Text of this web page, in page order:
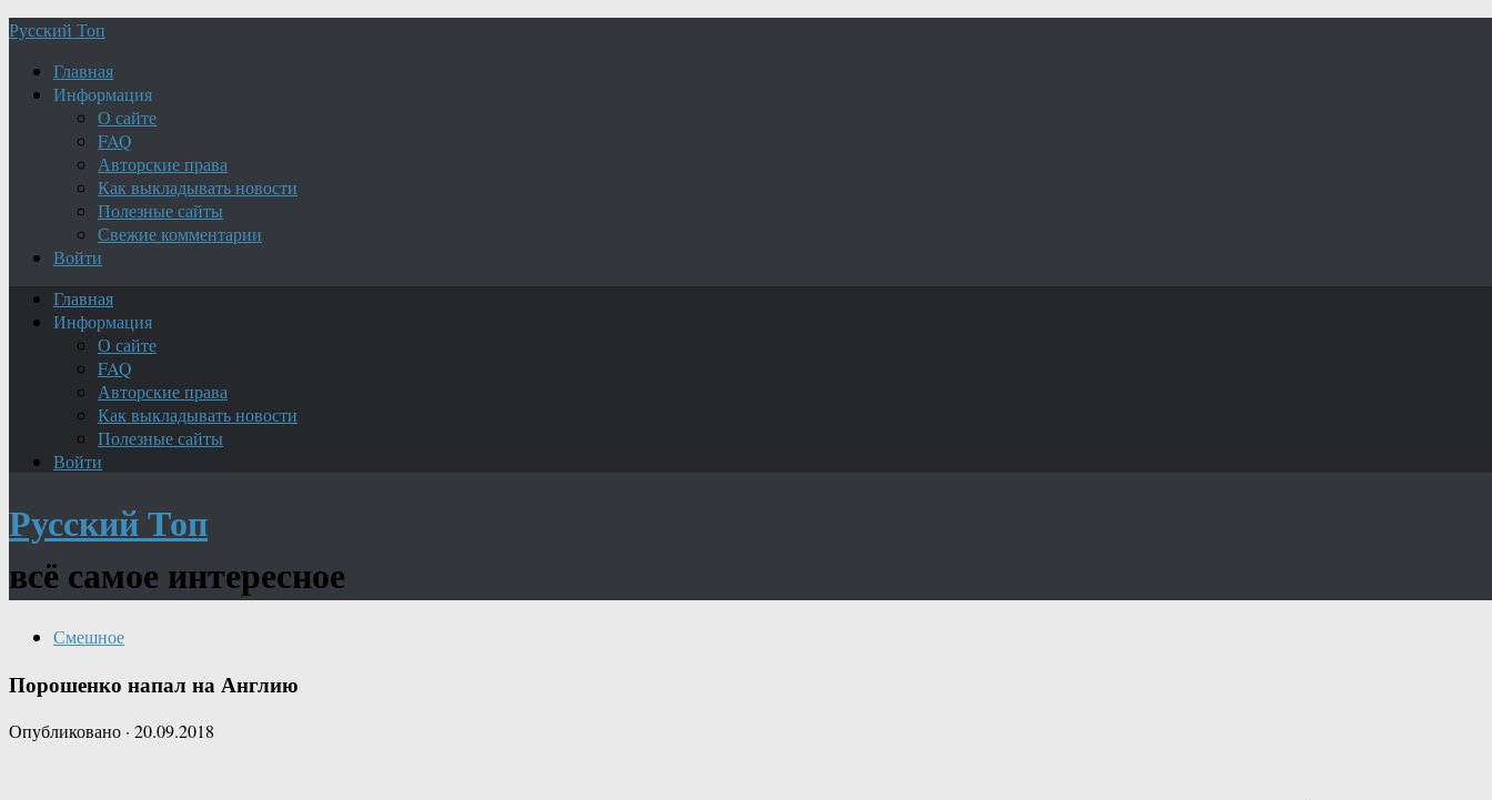
Русский Топ
Главная
Информация
О сайте
FAQ
Авторские права
Как выкладывать новости
Полезные сайты
Свежие комментарии
Войти
Главная
Информация
О сайте
FAQ
Авторские права
Как выкладывать новости
Полезные сайты
Войти
Русский Топ
всё самое интересное
Смешное
Порошенко напал на Англию
Опубликовано · 20.09.2018